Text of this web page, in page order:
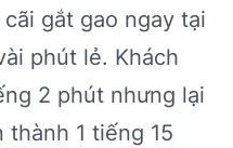
gắt gao ngay tại
phút lẻ. Khách
2 phút nhưng lại
1 tiếng 15